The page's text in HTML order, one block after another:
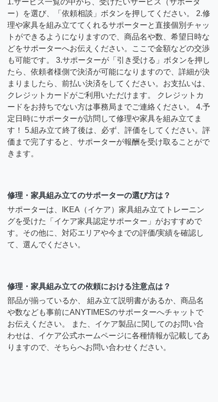
1.サービス一覧の中から、受けたいサービス（サポータ
ー）を選び、「依頼相談」ボタンを押してください。 2.修
理や家具を組み立ててくれるサポーターと直接個別チャッ
トができるようになりますので、商品名や数、希望日時な
どをサポーターへお伝えください。ここで金額などの交渉
も可能です。 3.サポーターが「引き受ける」ボタンを押し
たら、依頼者様側で決済が可能になりますので、詳細が決
まりましたら、前払い決済をしてください。お支払いは、
クレジットカードがご利用いただけます。 クレジットカ
ードをお持ちでない方は事務局までご連絡ください。 4.予
定日時にサポーターが訪問して修理や家具を組み立てま
す！ 5.組み立て終了後は、必ず、評価をしてください。評
価まで完了すると、サポーターが報酬を受け取ることがで
きます。
修理・家具組み立てのサポーターの選び方は？
サポーターは、IKEA（イケア）家具組み立てトレーニン
グを受けた「イケア家具認定サポーター」がおすすめで
す。その他に、対応エリアや今までの評価/実績を確認し
て、選んでください。
修理・家具組み立ての依頼における注意点は？
部品が揃っているか、 組み立て説明書があるか、商品名
や数なども事前にANYTIMESのサポーターへチャットで
お伝えください。 また、イケア製品に関してのお問い合
わせは、イケア公式ホームページに各種情報が記載してあ
りますので、そちらへお問い合わせください。